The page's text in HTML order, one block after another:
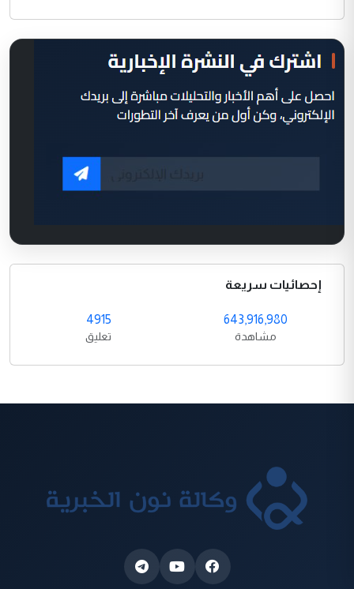
إحصائيات سريعة
643,916,980
مشاهدة
4915
تعليق